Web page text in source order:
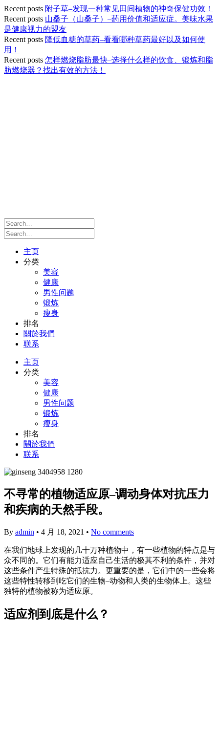
Recent posts 附子草–发现一种常见田间植物的神奇保健功效！
Recent posts 山桑子（山桑子）–药用价值和适应症。美味水果
是健康视力的盟友
Recent posts 降低血糖的草药–看看哪种草药最好以及如何使
用！
Recent posts 怎样燃烧脂肪最快–选择什么样的饮食、锻炼和脂
肪燃烧器？找出有效的方法！
主页
分类
美容
健康
男性问题
锻炼
瘦身
排名
關於我們
联系
主页
分类
美容
健康
男性问题
锻炼
瘦身
排名
關於我們
联系
不寻常的植物适应原–调动身体对抗压力
和疾病的天然手段。
By admin • 4 月 18, 2021 • No comments
在我们地球上发现的几十万种植物中，有一些植物的特点是与
众不同的。它们有能力适应自己生活的极其不利的条件，并对
这些条件产生特殊的抵抗力。更重要的是，它们中的一些会将
这些特性转移到吃它们的生物–动物和人类的生物体上。这些
独特的植物被称为适应原。
适应剂到底是什么？